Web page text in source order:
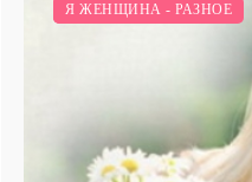
Я И БИЗНЕС.
Я ЖЕНЩИНА - РАЗНОЕ